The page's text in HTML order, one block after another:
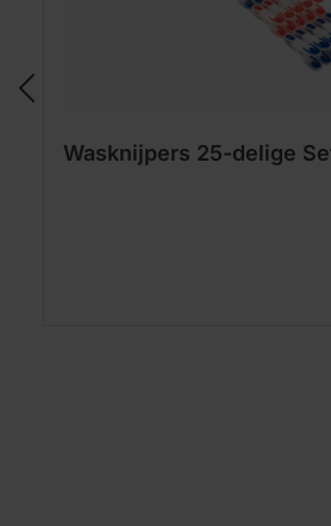
Wasknijpers 25-delige